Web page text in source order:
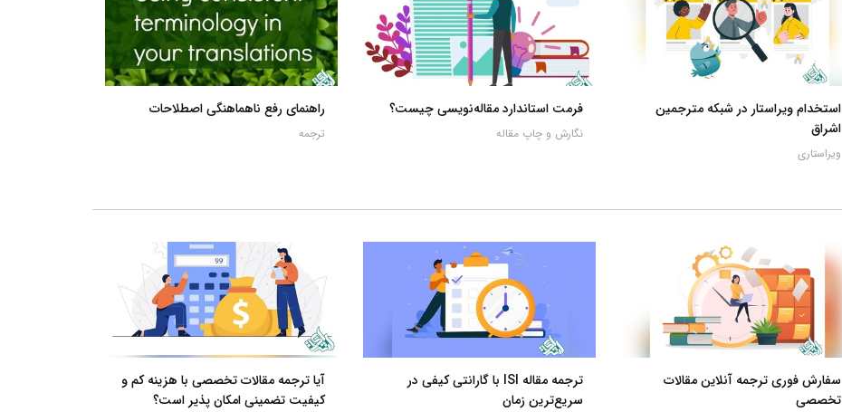
استخدام ویراستار در شبکه مترجمین
اشراق
ویراستاری
فرمت استاندارد مقاله‌نویسی چیست؟
نگارش و چاپ مقاله
راهنمای رفع ناهماهنگی اصطلاحات
ترجمه
سفارش فوری ترجمه آنلاین مقالات
تخصصی
ترجمه مقاله ISI با گارانتی کیفی در
سریع‌ترین زمان
آیا ترجمه مقالات تخصصی با هزینه کم و
کیفیت تضمینی امکان پذیر است؟